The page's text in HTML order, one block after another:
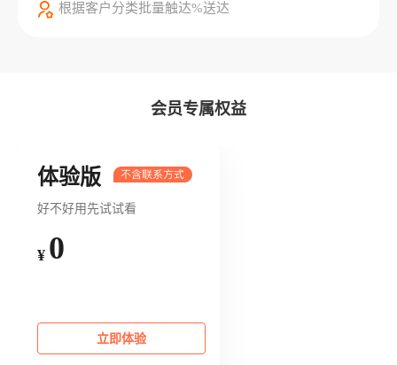
根据客户分类批量触达%送达
会员专属权益
体验版
好不好用先试试看
¥ 0
立即体验